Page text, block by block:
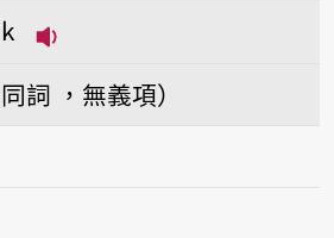
詞 ，無義項）